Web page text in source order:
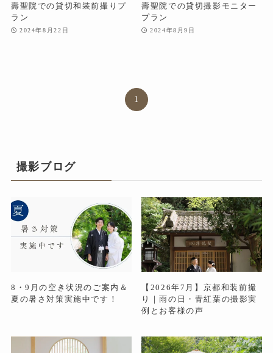
壽聖院での貸切和装前撮りプ
ラン
2024年8月22日
壽聖院での貸切撮影モニター
プラン
2024年8月9日
1
撮影ブログ
8・9月の空き状況のご案内＆
夏の暑さ対策実施中です！
【2026年7月】京都和装前撮
り｜雨の日・青紅葉の撮影実
例とお客様の声